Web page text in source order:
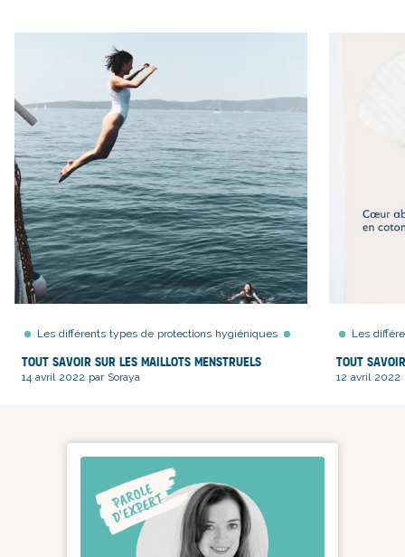
Les différents types de protections hygiéniques
Tout savoir sur les maillots menstruels
14 avril 2022 par Soraya
Les
Tout
12 avril 2022